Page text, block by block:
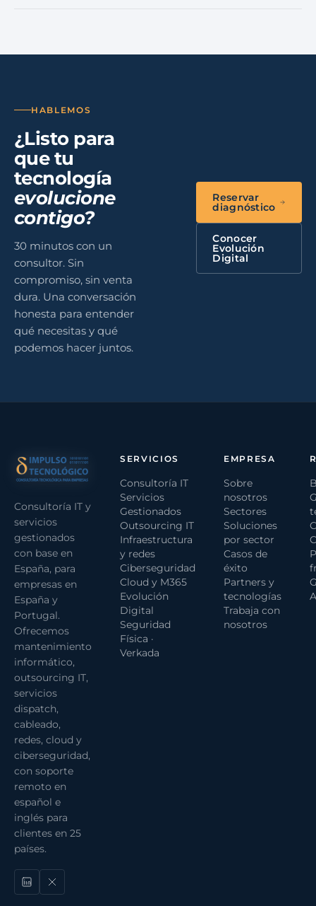
HABLEMOS
¿Listo para
que tu
tecnología
evolucione
contigo?
30 minutos con un
consultor. Sin
compromiso, sin venta
dura. Una conversación
honesta para entender
qué necesitas y qué
podemos hacer juntos.
Reservar
diagnóstico
Conocer
Evolución
Digital
Consultoría IT y
servicios
gestionados
con base en
España, para
empresas en
España y
Portugal.
Ofrecemos
mantenimiento
informático,
outsourcing IT,
servicios
dispatch,
cableado,
redes, cloud y
ciberseguridad,
con soporte
remoto en
español e
inglés para
clientes en 25
países.
SERVICIOS
Consultoría IT
Servicios
Gestionados
Outsourcing IT
Infraestructura
y redes
Ciberseguridad
Cloud y M365
Evolución
Digital
Seguridad
Física ·
Verkada
EMPRESA
Sobre
nosotros
Sectores
Soluciones
por sector
Casos de
éxito
Partners y
tecnologías
Trabaja con
nosotros